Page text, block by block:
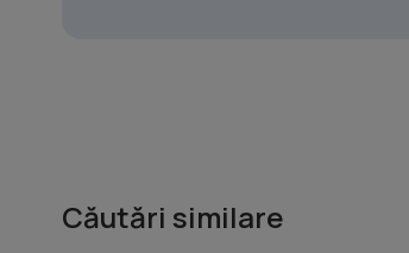
Căutări similare